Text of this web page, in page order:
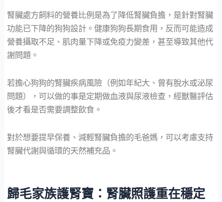
腎臟處方飼料的營養比例是為了降低腎臟負擔，是針對腎臟
功能已下降的狗狗設計。健康狗狗長期食用，反而可能造成
營養攝取不足、肌肉量下降或免疫力變差，甚至導致其他代
謝問題。
若擔心狗狗的腎臟疾病風險（例如年紀大、曾有脫水或泌尿
問題），可以做的事是定期做血液與尿液檢查，經獸醫評估
後才看是否需要調整飲食。
對於想要提早保養、減輕腎臟負擔的毛爸媽，可以考慮支持
腎臟代謝與循環的天然補充品。
歸毛家族護腎寶：腎臟照護重在穩定